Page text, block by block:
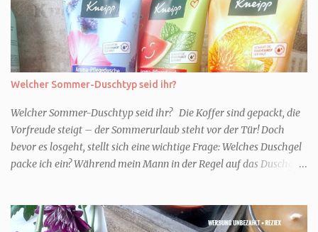
Welcher Sommer-Duschtyp seid ihr?
Welcher Sommer-Duschtyp seid ihr? Die Koffer sind gepackt, die
Vorfreude steigt – der Sommerurlaub steht vor der Tür! Doch
bevor es losgeht, stellt sich eine wichtige Frage: Welches Duschgel
packe ich ein? Während mein Mann in der Regel auf das Duschgel
Urlaub Entspannung und Wellness. Falls ihr ähnlich denkt, lasst